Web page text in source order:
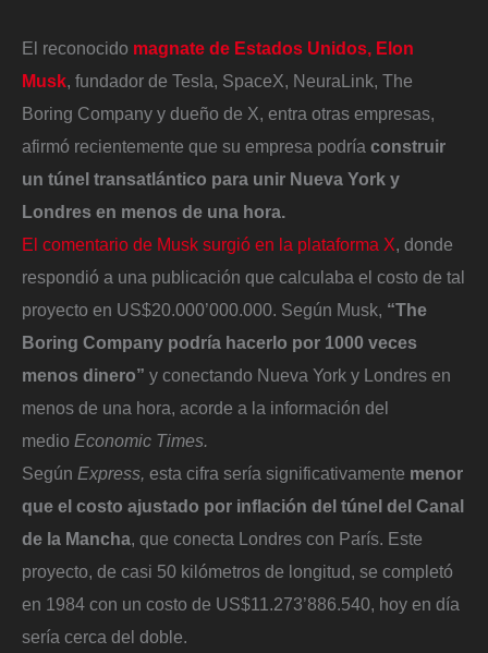
El reconocido magnate de Estados Unidos, Elon
Musk, fundador de Tesla, SpaceX, NeuraLink, The
Boring Company y dueño de X, entra otras empresas,
afirmó recientemente que su empresa podría construir
un túnel transatlántico para unir Nueva York y
Londres en menos de una hora.
El comentario de Musk surgió en la plataforma X, donde
respondió a una publicación que calculaba el costo de tal
proyecto en US$20.000’000.000. Según Musk, “The
Boring Company podría hacerlo por 1000 veces
menos dinero” y conectando Nueva York y Londres en
menos de una hora, acorde a la información del
medio Economic Times.
Según Express, esta cifra sería significativamente menor
que el costo ajustado por inflación del túnel del Canal
de la Mancha, que conecta Londres con París. Este
proyecto, de casi 50 kilómetros de longitud, se completó
en 1984 con un costo de US$11.273’886.540, hoy en día
sería cerca del doble.